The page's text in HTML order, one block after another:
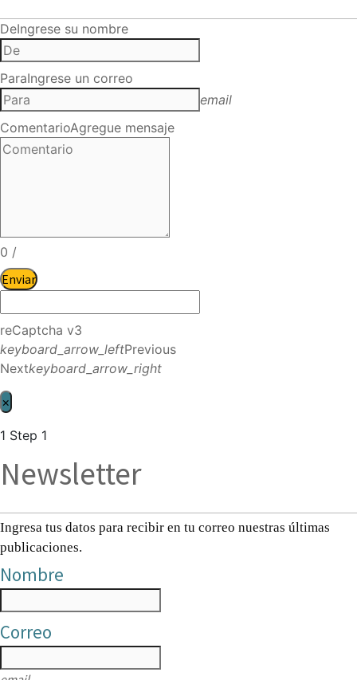
DeIngrese su nombre
ParaIngrese un correo
email
ComentarioAgregue mensaje
0 /
Enviar
reCaptcha v3
keyboard_arrow_leftPrevious
Nextkeyboard_arrow_right
×
1 Step 1
Newsletter
Ingresa tus datos para recibir en tu correo nuestras últimas
publicaciones.
Nombre
Correo